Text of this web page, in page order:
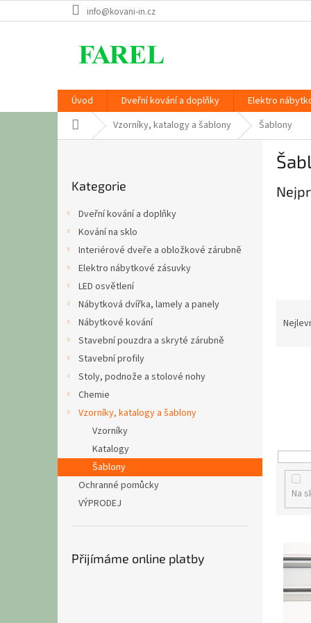
na
info@kovani-in.cz
Úvod Dveřní kování a doplňky Elektro
Domů Vzorníky, katalogy a šablony Šablony
kategorie
Kategorie
Dveřní kování a doplňky
Kování na sklo
Interiérové dveře a obložkové zárubně
Elektro nábytkové zásuvky
LED osvětlení
Nábytková dvířka, lamely a panely
Nábytkové kování
Stavební pouzdra a skryté zárubně
Stavební profily
Stoly, podnože a stolové nohy
Chemie
Vzorníky, katalogy a šablony
Vzorníky
Katalogy
Šablony
Ochranné pomůcky
VÝPRODEJ
Přijímáme online platby
u
Na
p